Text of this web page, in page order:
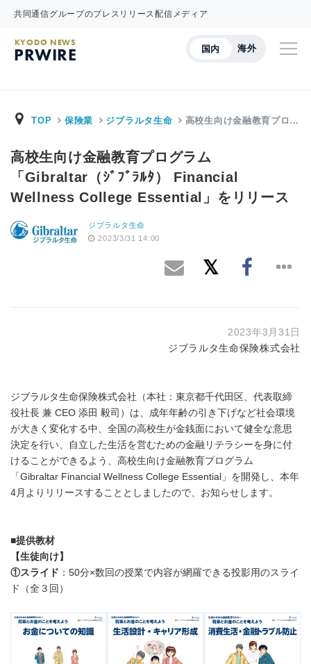
共同通信グループのプレスリリース配信メディア
国内 海外
KYODO NEWS
PRWIRE
TOP 保険業 ジブラルタ生命 高校生向け金融教育プロ…
高校生向け金融教育プログラム
「Gibraltar（ｼﾞﾌﾞﾗﾙﾀ） Financial
Wellness College Essential」をリリース
ジブラルタ生命
2023/3/31 14:00
2023年3月31日
ジブラルタ生命保険株式会社
ジブラルタ生命保険株式会社（本社：東京都千代田区、代表取締
役社長 兼 CEO 添田 毅司）は、成年年齢の引き下げなど社会環境
が大きく変化する中、全国の高校生が金銭面において健全な意思
決定を行い、自立した生活を営むための金融リテラシーを身に付
けることができるよう、高校生向け金融教育プログラム
「Gibraltar Financial Wellness College Essential」を開発し、本年
4月よりリリースすることとしましたので、お知らせします。
■提供教材
【生徒向け】
①スライド ：50分×数回の授業で内容が網羅できる投影用のスライ
ド（全３回）